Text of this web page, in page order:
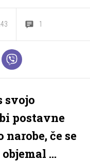
1
svojo
postavne
če se
...